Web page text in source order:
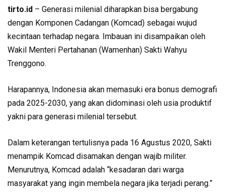
tirto.id – Generasi milenial diharapkan bisa bergabung
dengan Komponen Cadangan (Komcad) sebagai wujud
kecintaan terhadap negara. Imbauan ini disampaikan oleh
Wakil Menteri Pertahanan (Wamenhan) Sakti Wahyu
Trenggono.
Harapannya, Indonesia akan memasuki era bonus demografi
pada 2025-2030, yang akan didominasi oleh usia produktif
yakni para generasi milenial tersebut.
Dalam keterangan tertulisnya pada 16 Agustus 2020, Sakti
menampik Komcad disamakan dengan wajib militer.
Menurutnya, Komcad adalah “kesadaran dari warga
masyarakat yang ingin membela negara jika terjadi perang.”